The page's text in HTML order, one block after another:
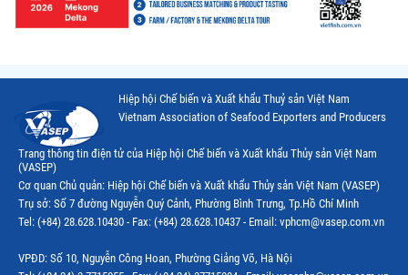
Hiệp hội Chế biến và Xuất khẩu Thuỷ sản Việt Nam
Vietnam Association of Seafood Exporters and Producers
Trang thông tin điện tử của Hiệp hội Chế biến và Xuất khẩu Thủy sản Việt Nam
(VASEP)
Cơ quan Chủ quản: Hiệp hội Chế biến và Xuất khẩu Thủy sản Việt Nam (VASEP)
Trụ sở: Số 7 đường Nguyễn Quý Cảnh, Phường Bình Trưng, Tp.Hồ Chí Minh
Tel: (+84) 28.628.10430 - Fax: (+84) 28.628.10437 - Email: vphcm@vasep.com.vn
VPĐD: Số 10, Nguyễn Công Hoan, Phường Giảng Võ, Hà Nội